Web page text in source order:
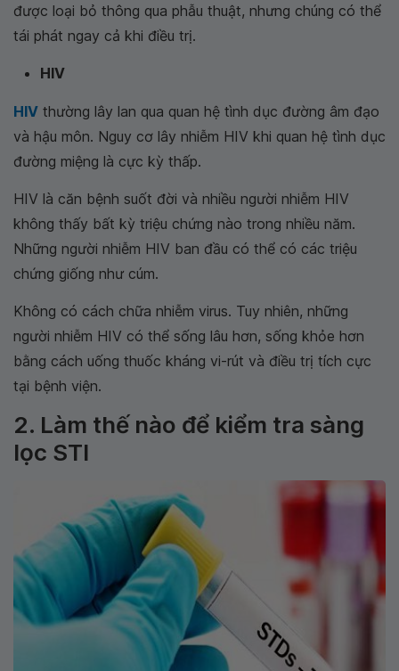
được loại bỏ thông qua phẫu thuật, nhưng chúng có thể
tái phát ngay cả khi điều trị.
HIV
HIV thường lây lan qua quan hệ tình dục đường âm đạo
và hậu môn. Nguy cơ lây nhiễm HIV khi quan hệ tình dục
đường miệng là cực kỳ thấp.
HIV là căn bệnh suốt đời và nhiều người nhiễm HIV
không thấy bất kỳ triệu chứng nào trong nhiều năm.
Những người nhiễm HIV ban đầu có thể có các triệu
chứng giống như cúm.
Không có cách chữa nhiễm virus. Tuy nhiên, những
người nhiễm HIV có thể sống lâu hơn, sống khỏe hơn
bằng cách uống thuốc kháng vi-rút và điều trị tích cực
tại bệnh viện.
2. Làm thế nào để kiểm tra sàng
lọc STI